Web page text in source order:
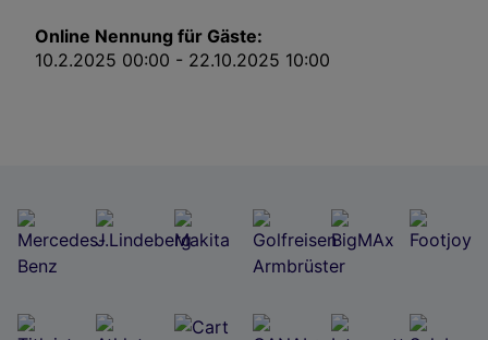
Online Nennung für Gäste:
10.2.2025 00:00 - 22.10.2025 10:00
Endgerät. Personalisierte Werbung und Inhalte, Messung von Werbeleistung
und der Performance von Inhalten, Zielgruppenforschung sowie Entwicklung
und Verbesserung von Angeboten.